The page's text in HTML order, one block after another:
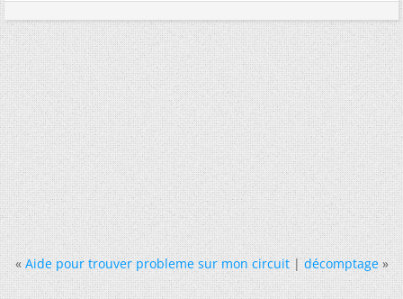
« Aide pour trouver probleme sur mon circuit|décomptage »